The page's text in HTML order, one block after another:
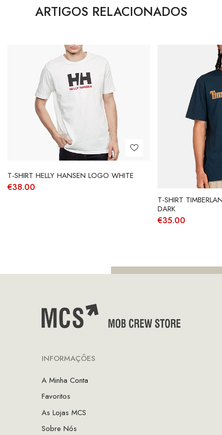
ARTIGOS RELACIONADOS
T-SHIRT HELLY HANSEN LOGO WHITE
€38.00
T-SHIRT
DARK
€35.00
INFORMAÇÕES
A Minha Conta
Favoritos
As Lojas MCS
Sobre Nós